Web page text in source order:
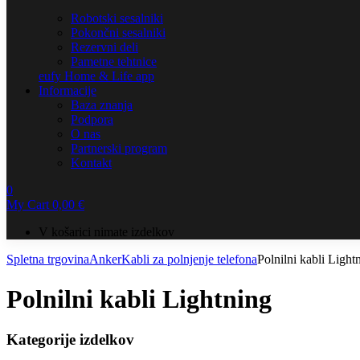
Robotski sesalniki
Pokončni sesalniki
Rezervni deli
Pametne tehtnice
eufy Home & Life app
Informacije
Baza znanja
Podpora
O nas
Partnerski program
Kontakt
0
My Cart0,00 €
V košarici nimate izdelkov
Spletna trgovinaAnkerKabli za polnjenje telefonaPolnilni kabli
Polnilni kabli Lightning
Kategorije izdelkov